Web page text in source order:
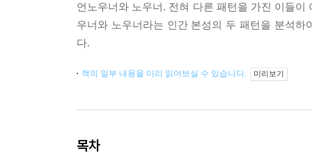
언노우너와 노우너. 전혀 다른 패턴을 가진 이들
우너와 노우너라는 인간 본성의 두 패턴을 분석
다.
책의 일부 내용을 미리 읽어보실 수 있습니다. 미리보기
목차